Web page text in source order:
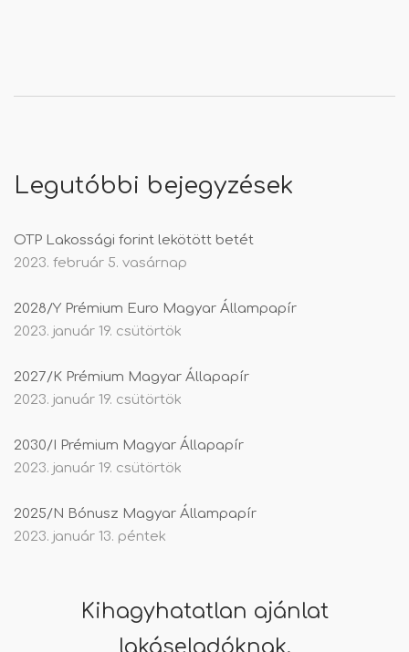
Legutóbbi bejegyzések
OTP Lakossági forint lekötött betét
2023. február 5. vasárnap
2028/Y Prémium Euro Magyar Állampapír
2023. január 19. csütörtök
2027/K Prémium Magyar Állapapír
2023. január 19. csütörtök
2030/I Prémium Magyar Állapapír
2023. január 19. csütörtök
2025/N Bónusz Magyar Állampapír
2023. január 13. péntek
Kihagyhatatlan ajánlat
lakáseladóknak.